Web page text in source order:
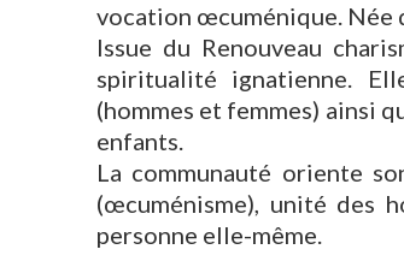
vocation œcuménique. Née
Issue du Renouveau
spiritualité ignatienne.
(hommes et femmes) ainsi
enfants.
La communauté oriente
(œcuménisme), unité des
personne elle-même.